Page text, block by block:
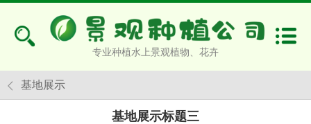
专业种植水上景观植物、花卉
基地展示
基地展示标题三